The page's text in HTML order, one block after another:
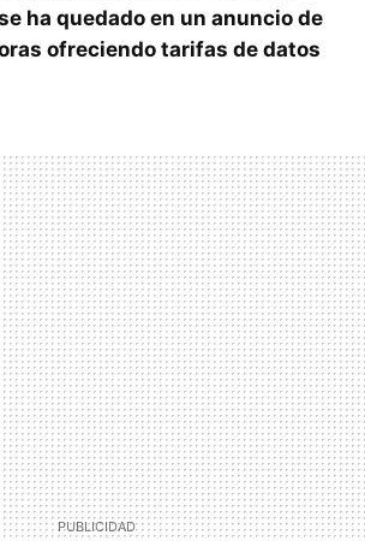
ha quedado en un anuncio de
ofreciendo tarifas de datos